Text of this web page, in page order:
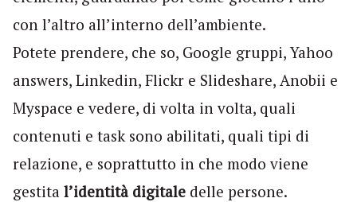
con l’altro all’interno dell’ambiente.
Potete prendere, che so, Google gruppi, Yahoo
answers, Linkedin, Flickr e Slideshare, Anobii e
Myspace e vedere, di volta in volta, quali
contenuti e task sono abilitati, quali tipi di
relazione, e soprattutto in che modo viene
gestital’identità digitaledelle persone.